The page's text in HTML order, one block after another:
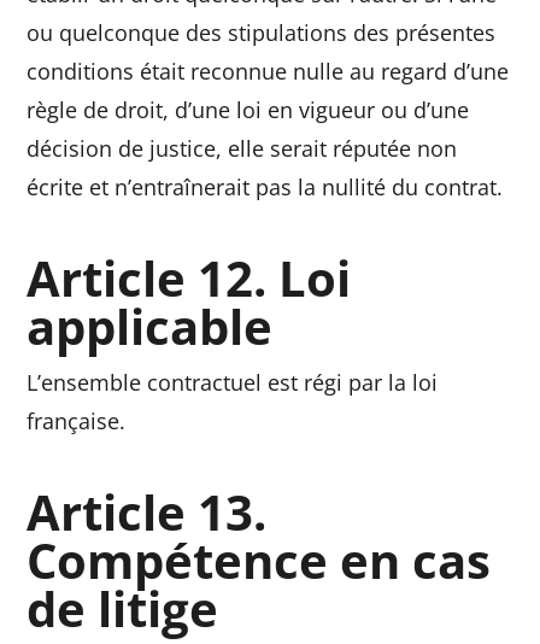
ou quelconque des stipulations des présentes
conditions était reconnue nulle au regard d’une
règle de droit, d’une loi en vigueur ou d’une
décision de justice, elle serait réputée non
écrite et n’entraînerait pas la nullité du contrat.
Article 12. Loi
applicable
L’ensemble contractuel est régi par la loi
française.
Article 13.
Compétence en cas
de litige